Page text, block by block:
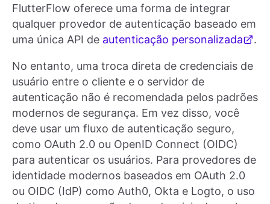
FlutterFlow oferece uma forma de integrar
qualquer provedor de autenticação baseado em
uma única API de autenticação personalizada .
No entanto, uma troca direta de credenciais de
usuário entre o cliente e o servidor de
autenticação não é recomendada pelos padrões
modernos de segurança. Em vez disso, você
deve usar um fluxo de autenticação seguro,
como OAuth 2.0 ou OpenID Connect (OIDC)
para autenticar os usuários. Para provedores de
identidade modernos baseados em OAuth 2.0
ou OIDC (IdP) como Auth0, Okta e Logto, o uso